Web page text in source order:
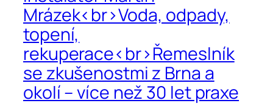
Mrázek<br>Voda, odpady,
topení,
rekuperace<br>Řemeslník
se zkušenostmi z Brna a
okolí – více než 30 let praxe